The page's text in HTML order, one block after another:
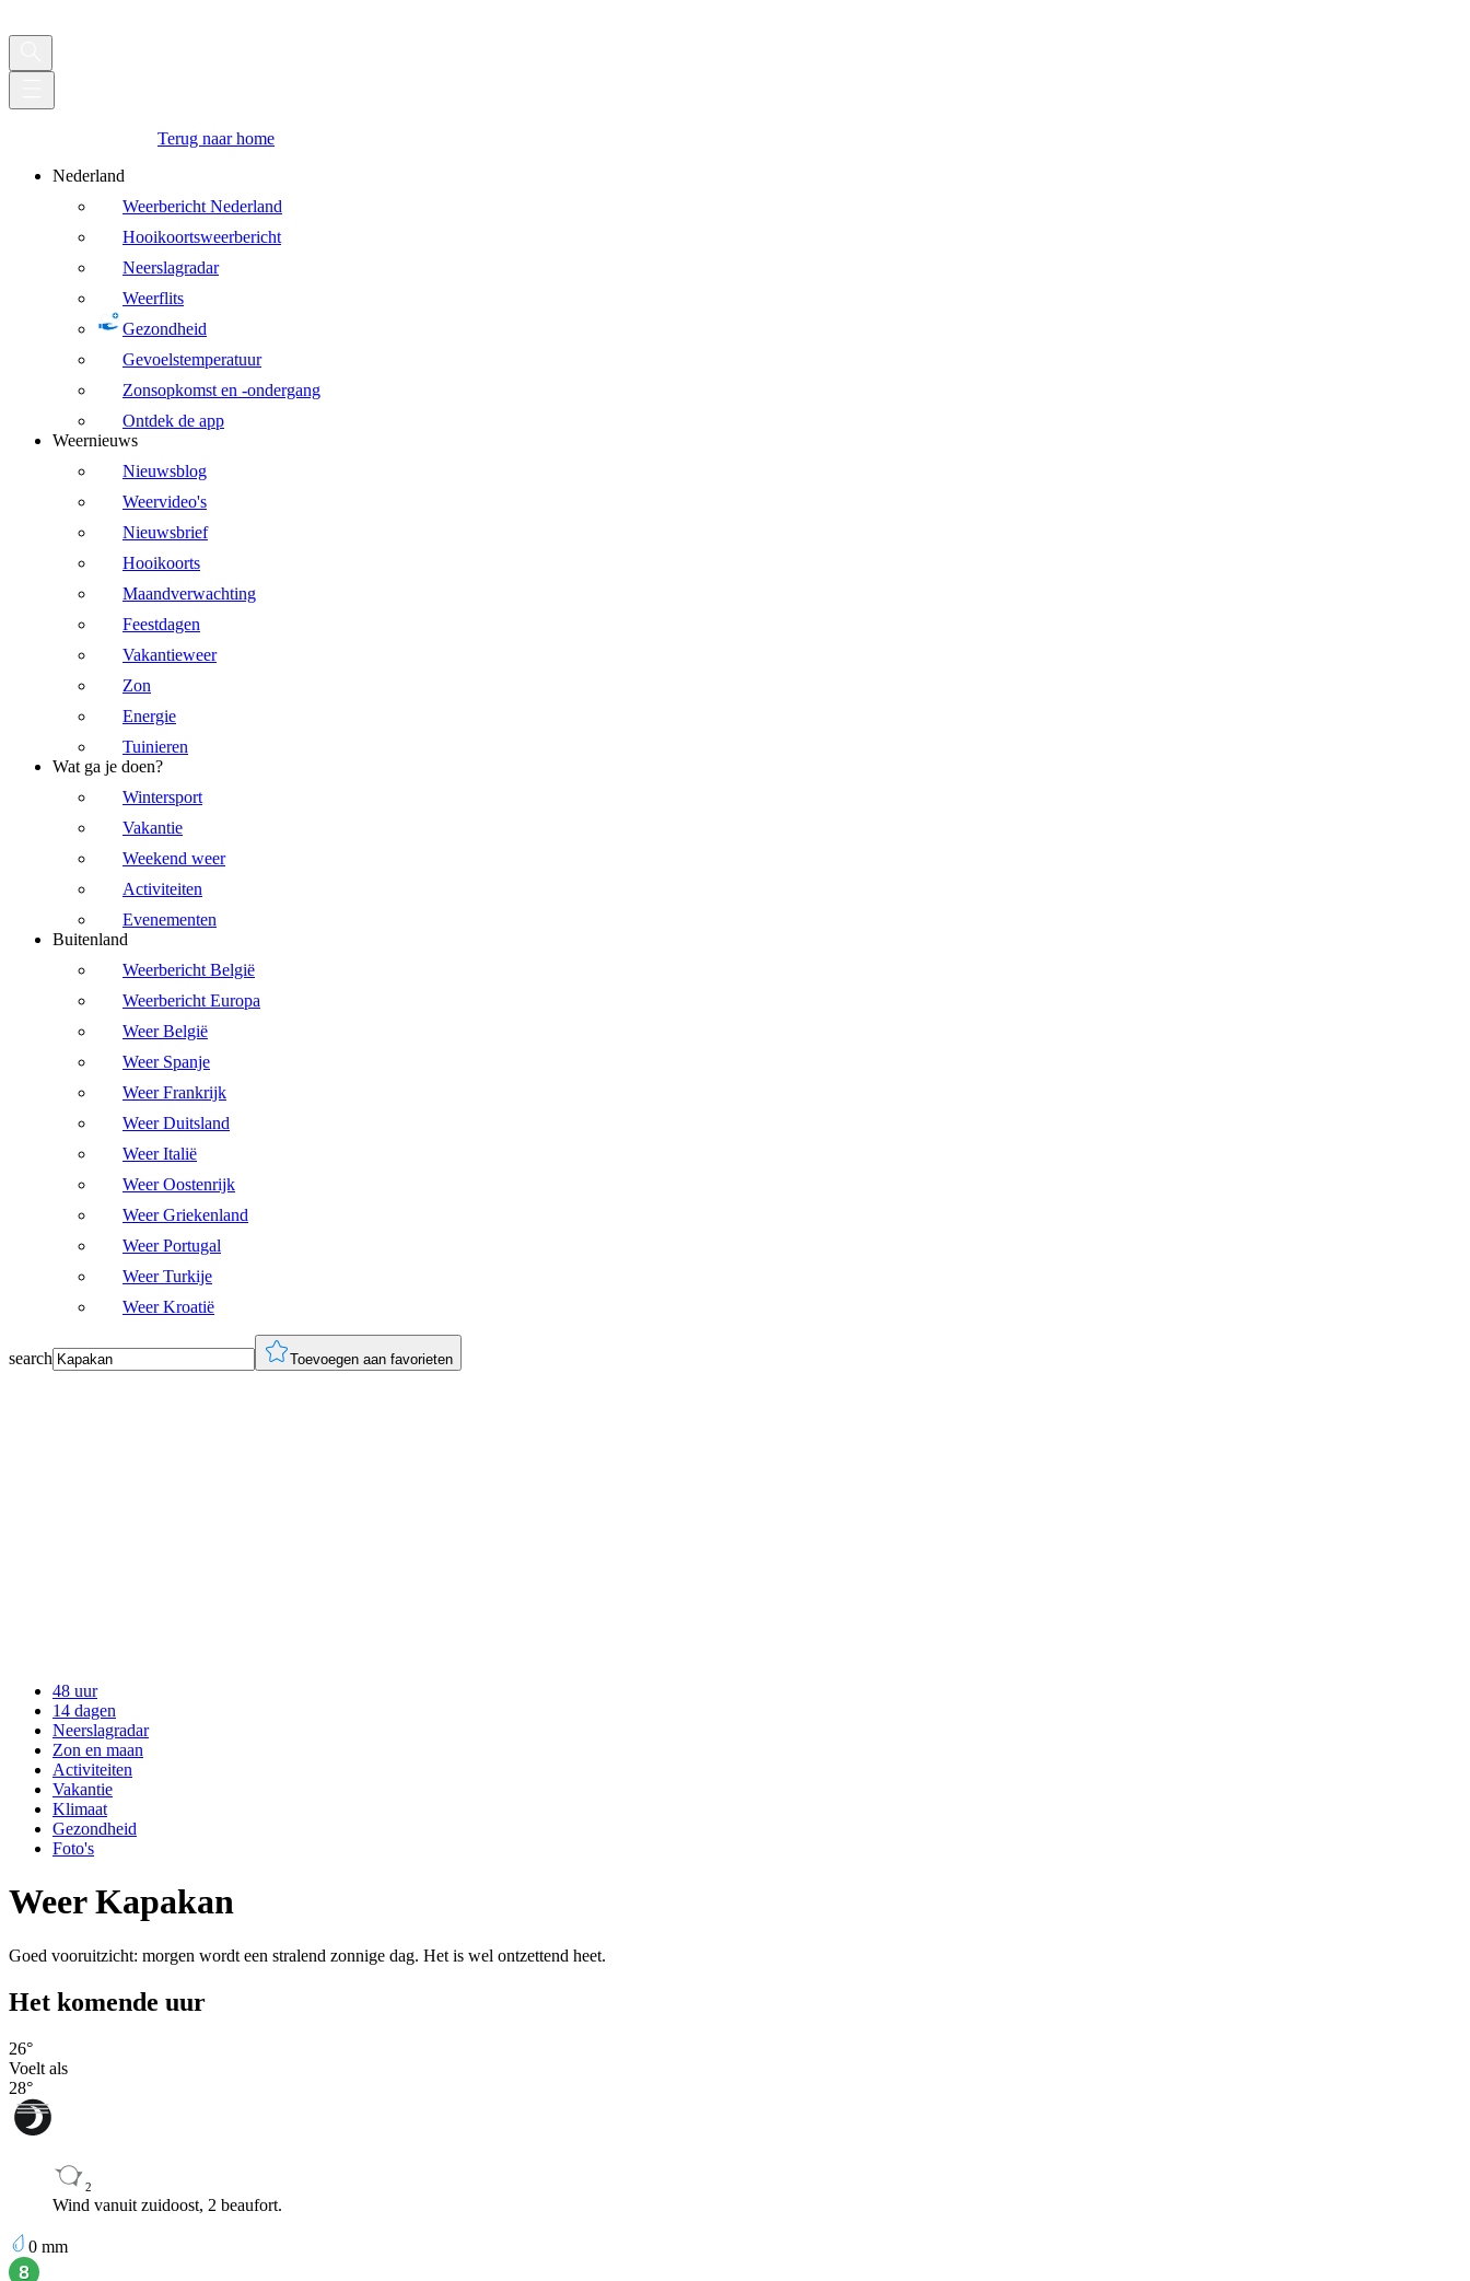
Terug naar home
Nederland
Weerbericht Nederland
Hooikoortsweerbericht
Neerslagradar
Weerflits
Gezondheid
Gevoelstemperatuur
Zonsopkomst en -ondergang
Ontdek de app
Weernieuws
Nieuwsblog
Weervideo's
Nieuwsbrief
Hooikoorts
Maandverwachting
Feestdagen
Vakantieweer
Zon
Energie
Tuinieren
Wat ga je doen?
Wintersport
Vakantie
Weekend weer
Activiteiten
Evenementen
Buitenland
Weerbericht België
Weerbericht Europa
Weer België
Weer Spanje
Weer Frankrijk
Weer Duitsland
Weer Italië
Weer Oostenrijk
Weer Griekenland
Weer Portugal
Weer Turkije
Weer Kroatië
search Toevoegen aan favorieten
48 uur
14 dagen
Neerslagradar
Zon en maan
Activiteiten
Vakantie
Klimaat
Gezondheid
Foto's
Weer Kapakan
Goed vooruitzicht: morgen wordt een stralend zonnige dag. Het is wel ontzettend heet.
Het komende uur
26°
Voelt als
28°
2
Wind vanuit zuidoost, 2 beaufort.
0 mm